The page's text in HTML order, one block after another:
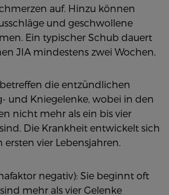
auf. Hinzu können
und geschwollene
Ein typischer Schub dauert
JIA mindestens zwei Wochen.
die entzündlichen
und Kniegelenke, wobei in den
nicht mehr als ein bis vier
Die Krankheit entwickelt sich
vier Lebensjahren.
negativ): Sie beginnt oft
mehr als vier Gelenke